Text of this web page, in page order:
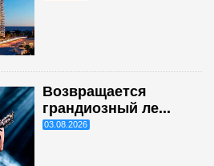
Возвращается
грандиозный ле...
03.08.2026